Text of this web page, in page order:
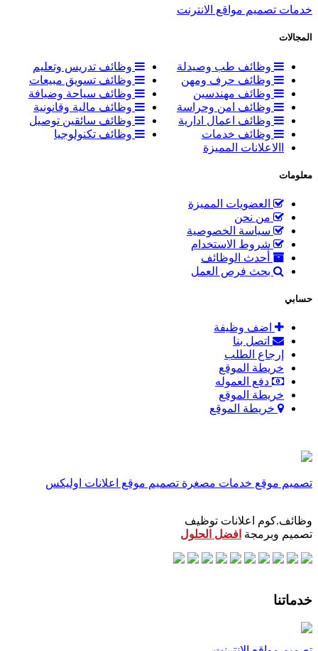
خدمات تصميم مواقع الانترنت
المجالات
وظائف طب وصيدلة
وظائف تدريس وتعليم
وظائف حرف ومهن
وظائف تسويق مبيعات
وظائف مهندسين
وظائف سياحة وضيافة
وظائف امن وحراسة
وظائف مالية وقانونية
وظائف اعمال ادارية
وظائف سائقين توصيل
وظائف خدمات
وظائف تكنولوجيا
االاعلانات المميزة
معلومات
العضويات المميزة
من نحن
سياسة الخصوصية
شروط الاستخدام
أحدث الوظائف
بحث فرص العمل
حسابي
اضف وظيفة
اتصل بنا
إرجاع الطلب
خريطة الموقع
دفع العموله
خريطة الموقع
خريطة الموقع
تصميم موقع خدمات مصغرة تصميم موقع اعلانات اوليكس
وظائف.كوم اعلانات توظيف
تصميم وبرمجة افضل الحلول
خدماتنا